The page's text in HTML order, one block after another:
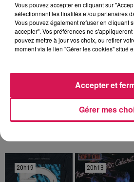
12h00 - 22h00
Les hits de Canal FM
20h19
20h19 20h13
20h13
Vous pouvez accepter en cliquant sur
sélectionnant les finalités et/ou partenaires
Vous pouvez également refuser en cliquant
accepter". Vos préférences ne
pouvez mettre à jour vos choix, ou retirer
moment via le lien "Gérer les cookies" situé
Gérer mes
Accepter et